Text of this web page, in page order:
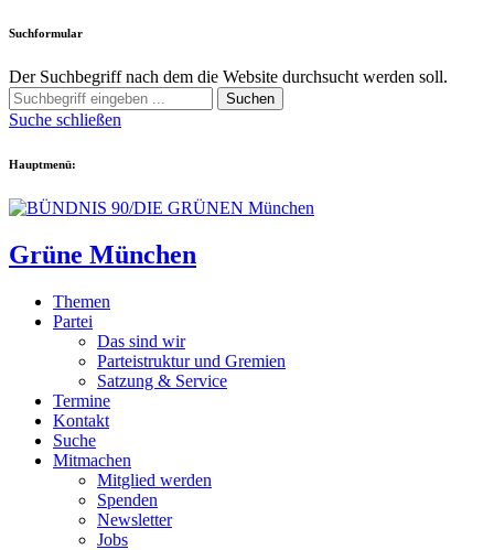
Suchformular
Der Suchbegriff nach dem die Website durchsucht werden soll.
Suchen
Suche schließen
Hauptmenü:
Grüne München
Themen
Partei
Das sind wir
Parteistruktur und Gremien
Satzung & Service
Termine
Kontakt
Suche
Mitmachen
Mitglied werden
Spenden
Newsletter
Jobs